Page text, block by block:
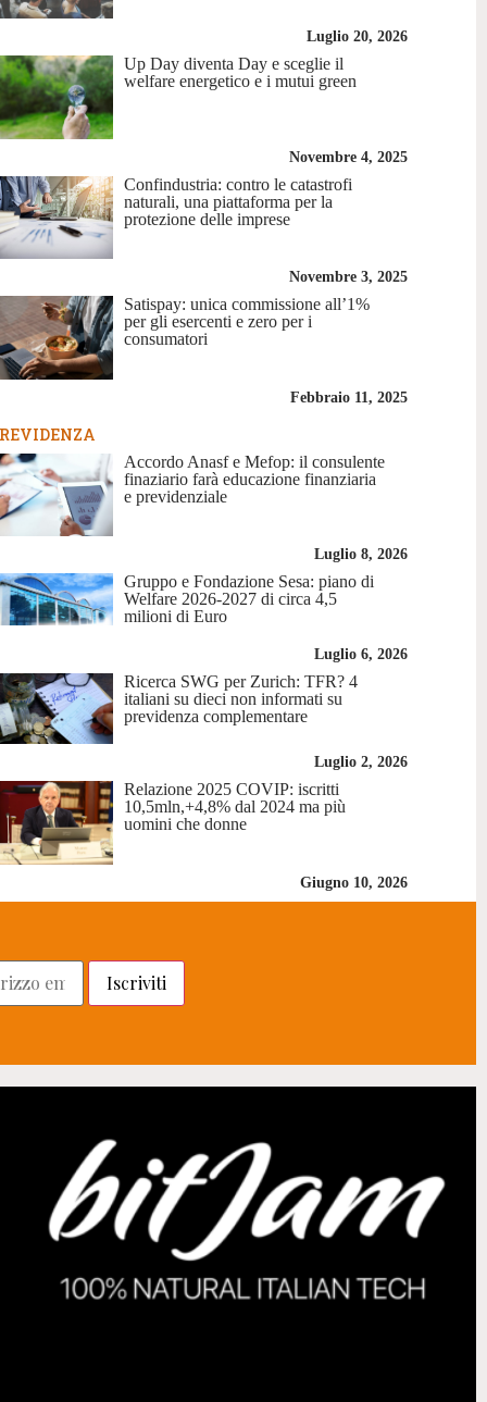
Luglio 20, 2026
Up Day diventa Day e sceglie il
welfare energetico e i mutui green
Novembre 4, 2025
Confindustria: contro le catastrofi
naturali, una piattaforma per la
protezione delle imprese
Novembre 3, 2025
Satispay: unica commissione all’1%
per gli esercenti e zero per i
consumatori
Febbraio 11, 2025
Accordo Anasf e Mefop: il consulente
finaziario farà educazione finanziaria
e previdenziale
Luglio 8, 2026
Gruppo e Fondazione Sesa: piano di
Welfare 2026-2027 di circa 4,5
milioni di Euro
Luglio 6, 2026
Ricerca SWG per Zurich: TFR? 4
italiani su dieci non informati su
previdenza complementare
Luglio 2, 2026
Relazione 2025 COVIP: iscritti
10,5mln,+4,8% dal 2024 ma più
uomini che donne
Giugno 10, 2026